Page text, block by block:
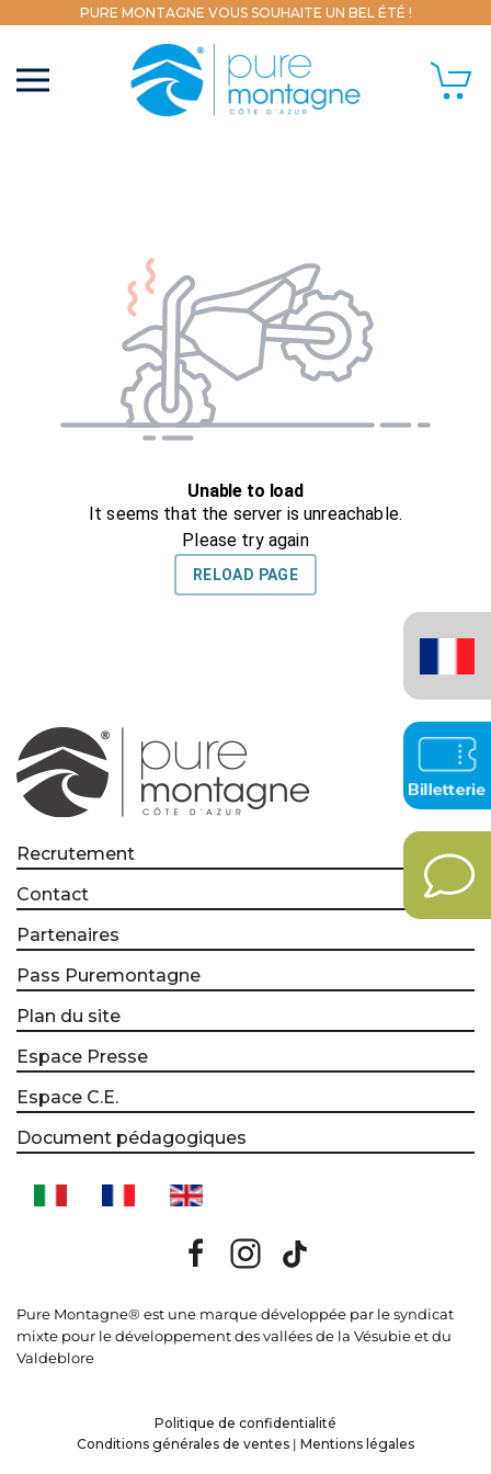
PURE MONTAGNE VOUS SOUHAITE UN BEL ÉTÉ !
Recrutement
Contact
Partenaires
Pass Puremontagne
Plan du site
Espace Presse
Espace C.E.
Document pédagogiques
Pure Montagne® est une marque développée par le syndicat
mixte pour le développement des vallées de la Vésubie et du
Valdeblore
Politique de confidentialité
Conditions générales de ventes | Mentions légales